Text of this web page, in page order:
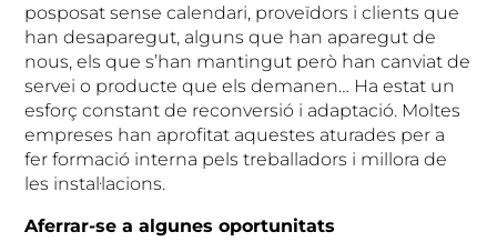
posposat sense calendari, proveïdors i clients que
han desaparegut, alguns que han aparegut de
nous, els que s’han mantingut però han canviat de
servei o producte que els demanen… Ha estat un
esforç constant de reconversió i adaptació. Moltes
empreses han aprofitat aquestes aturades per a
fer formació interna pels treballadors i millora de
les instal·lacions.
Aferrar-se a algunes oportunitats